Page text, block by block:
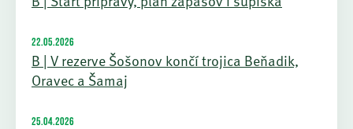
22.05.2026
B | V rezerve Šošonov končí trojica Beňadik,
Oravec a Šamaj
25.04.2026